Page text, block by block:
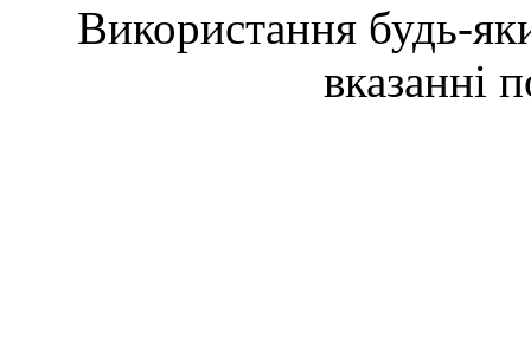
Використання будь-
вказанні